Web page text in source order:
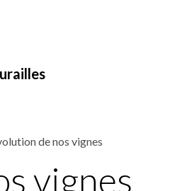
de nos vignes
vignes